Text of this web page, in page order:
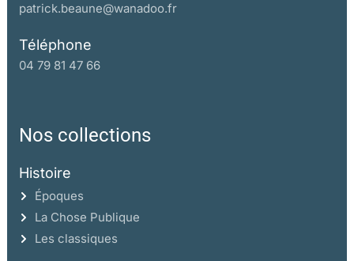
patrick.beaune@wanadoo.fr
Téléphone
04 79 81 47 66
Nos collections
Histoire
Époques
La Chose Publique
Les classiques